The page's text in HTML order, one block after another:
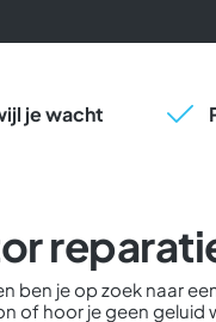
je wacht
ben je op zoek naar
of hoor je geen geluid